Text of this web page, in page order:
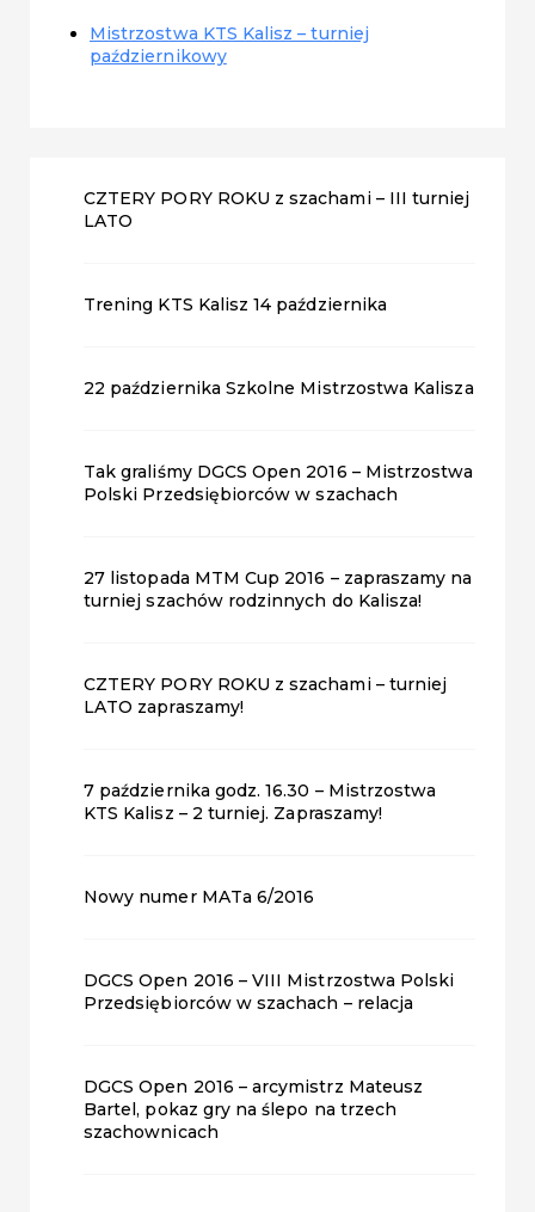
Mistrzostwa KTS Kalisz – turniej
październikowy
CZTERY PORY ROKU z szachami – III turniej
LATO
Trening KTS Kalisz 14 października
22 października Szkolne Mistrzostwa Kalisza
Tak graliśmy DGCS Open 2016 – Mistrzostwa
Polski Przedsiębiorców w szachach
27 listopada MTM Cup 2016 – zapraszamy na
turniej szachów rodzinnych do Kalisza!
CZTERY PORY ROKU z szachami – turniej
LATO zapraszamy!
7 października godz. 16.30 – Mistrzostwa
KTS Kalisz – 2 turniej. Zapraszamy!
Nowy numer MATa 6/2016
DGCS Open 2016 – VIII Mistrzostwa Polski
Przedsiębiorców w szachach – relacja
DGCS Open 2016 – arcymistrz Mateusz
Bartel, pokaz gry na ślepo na trzech
szachownicach